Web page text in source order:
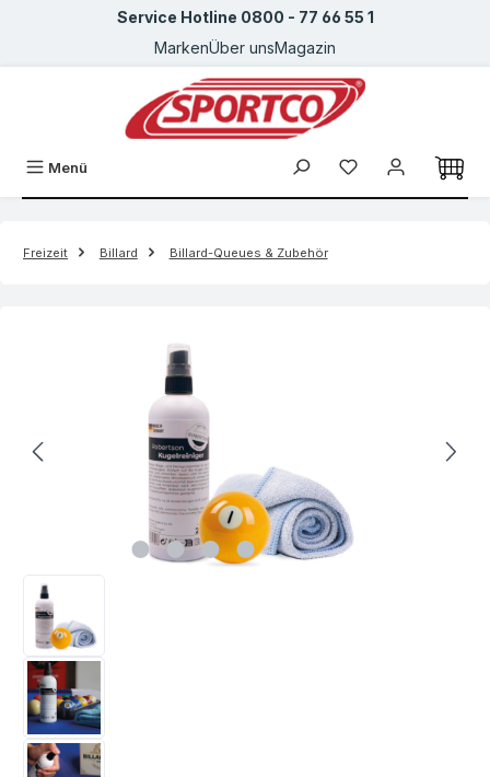
Zum Hauptinhalt springenService Hotline 0800 - 77 66 55 1
MarkenÜber unsMagazin
Menü
Freizeit Billard Billard-Queues & Zubehör